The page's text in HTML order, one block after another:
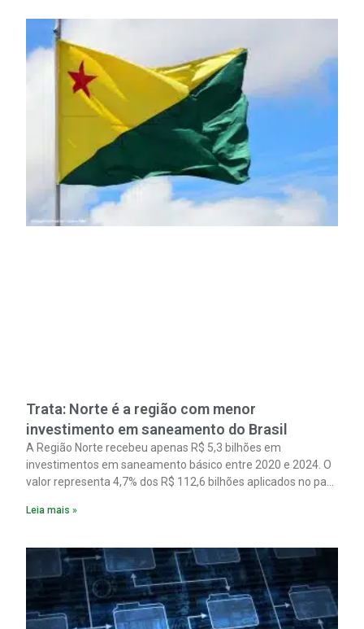
figura é facultativa e sujeita a uma escolha racional de
projeto a projeto.
Trata: Norte é a região com menor
investimento em saneamento do Brasil
A Região Norte recebeu apenas R$ 5,3 bilhões em
investimentos em saneamento básico entre 2020 e 2024. O
valor representa 4,7% dos R$ 112,6 bilhões aplicados no país
Brasil em parceria com a GO Associados.
Leia mais »